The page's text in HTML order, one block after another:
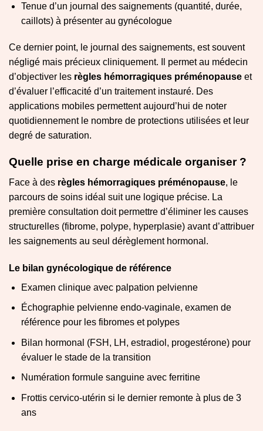
Tenue d’un journal des saignements (quantité, durée,
caillots) à présenter au gynécologue
Ce dernier point, le journal des saignements, est souvent
négligé mais précieux cliniquement. Il permet au médecin
d’objectiver les règles hémorragiques préménopause et
d’évaluer l’efficacité d’un traitement instauré. Des
applications mobiles permettent aujourd’hui de noter
quotidiennement le nombre de protections utilisées et leur
degré de saturation.
Quelle prise en charge médicale organiser ?
Face à des règles hémorragiques préménopause, le
parcours de soins idéal suit une logique précise. La
première consultation doit permettre d’éliminer les causes
structurelles (fibrome, polype, hyperplasie) avant d’attribuer
les saignements au seul dérèglement hormonal.
Le bilan gynécologique de référence
Examen clinique avec palpation pelvienne
Échographie pelvienne endo-vaginale, examen de
référence pour les fibromes et polypes
Bilan hormonal (FSH, LH, estradiol, progestérone) pour
évaluer le stade de la transition
Numération formule sanguine avec ferritine
Frottis cervico-utérin si le dernier remonte à plus de 3
ans